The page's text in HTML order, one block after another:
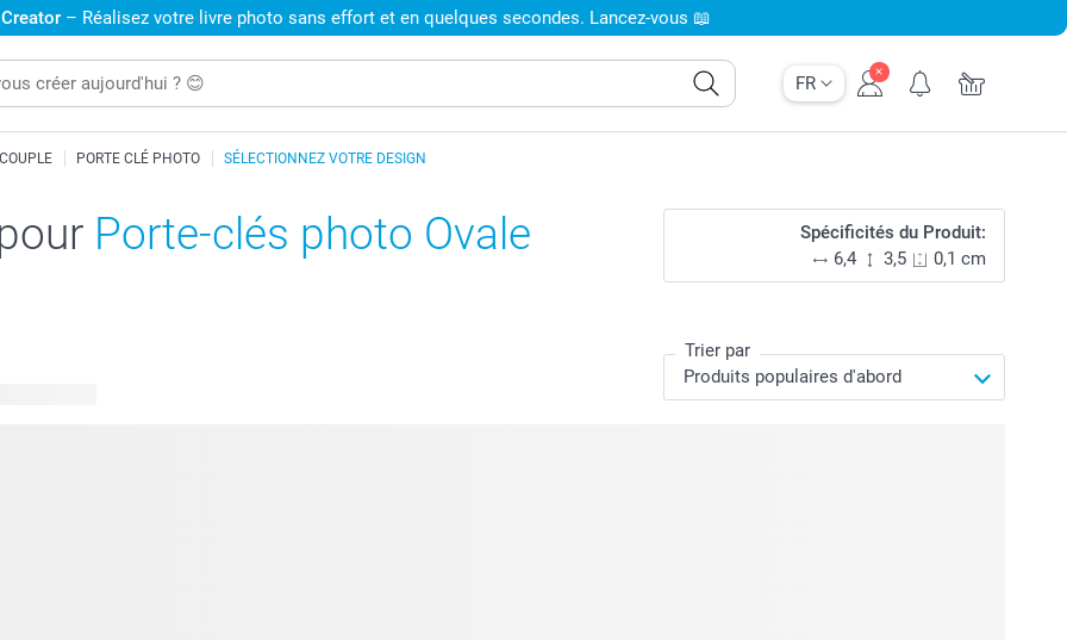
FR
– Réalisez votre livre photo sans effort et en quelques secondes. Lancez-vous 📖
PORTE CLÉ PHOTO SÉLECTIONNEZ VOTRE DESIGN
Porte-clés photo Ovale
Spécificités du Produit:
6,4
3,5 0,1 cm
Trier par